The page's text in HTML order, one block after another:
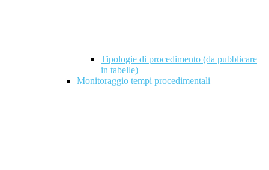
Tipologie di procedimento (da pubblicare
in tabelle)
Monitoraggio tempi procedimentali